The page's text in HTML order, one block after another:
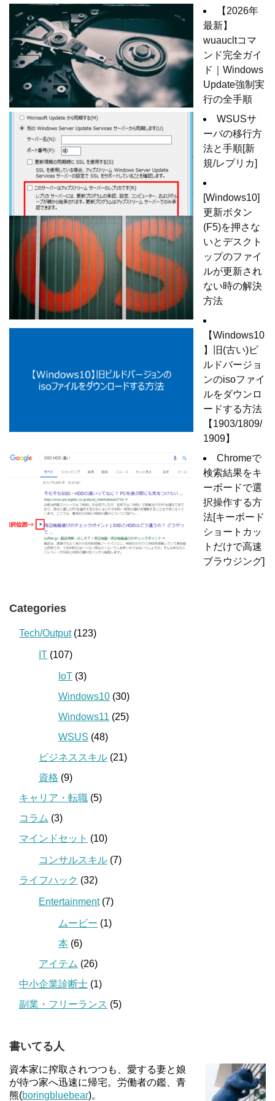
【2026年
最新】
wuaucltコマ
ンド完全ガイ
ド｜Windows
Update強制実
行の全手順
WSUSサ
ーバの移行方
法と手順[新
規/レプリカ]
[Windows10]
更新ボタン
(F5)を押さな
いとデスクト
ップのファイ
ルが更新され
ない時の解決
方法
【Windows10
】旧(古い)ビ
ルドバージョ
ンのisoファイ
ルをダウンロ
ードする方法
【1903/1809/
1909】
Chromeで
検索結果をキ
ーボードで選
択操作する方
法[キーボード
ショートカッ
トだけで高速
ブラウジング]
Categories
Tech/Output(123)
IT (107)
IoT (3)
Windows10 (30)
Windows11 (25)
WSUS (48)
ビジネススキル (21)
資格 (9)
キャリア・転職 (5)
コラム (3)
マインドセット (10)
コンサルスキル (7)
ライフハック (32)
Entertainment(7)
ムービー (1)
本 (6)
アイテム (26)
中小企業診断士 (1)
副業・フリーランス (5)
書いてる人
資本家に搾取されつつも、愛する妻と娘
が待つ家へ迅速に帰宅。労働者の鑑、青
熊(boringbluebear)。